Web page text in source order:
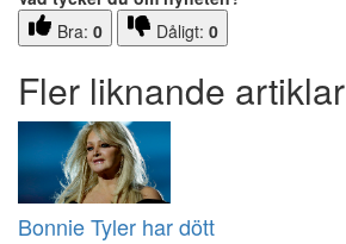
Bra: 0 Dåligt: 0
Fler liknande artiklar
Bonnie Tyler har dött